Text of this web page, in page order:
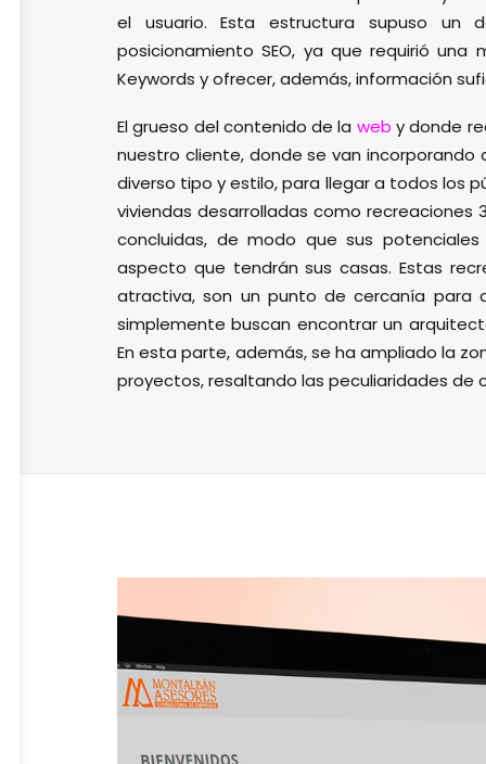
el usuario. Esta estructura supuso
posicionamiento SEO, ya que requirió
Keywords y ofrecer, además, información
El grueso del contenido de la web y donde
nuestro cliente, donde se van
diverso tipo y estilo, para llegar a todos los
viviendas desarrolladas como recreaciones
concluidas, de modo que sus
aspecto que tendrán sus casas. Estas
atractiva, son un punto de cercanía para
simplemente buscan encontrar un
En esta parte, además, se ha ampliado la
proyectos, resaltando las peculiaridades de